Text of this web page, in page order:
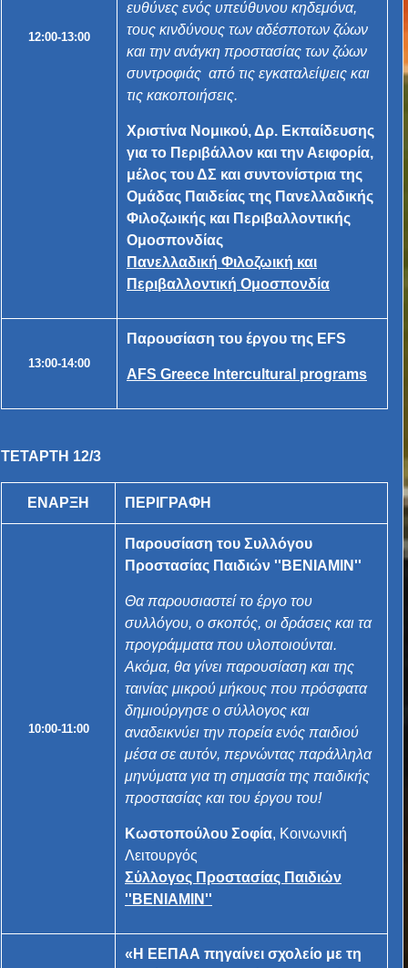
12:00-13:00
ευθύνες ενός υπεύθυνου κηδεμόνα,
τους κινδύνους των αδέσποτων ζώων
και την ανάγκη προστασίας των ζώων
συντροφιάς από τις εγκαταλείψεις και
τις κακοποιήσεις.
Χριστίνα Νομικού, Δρ. Εκπαίδευσης
για το Περιβάλλον και την Αειφορία,
μέλος του ΔΣ και συντονίστρια της
Ομάδας Παιδείας της Πανελλαδικής
Φιλοζωικής και Περιβαλλοντικής
Ομοσπονδίας
Πανελλαδική Φιλοζωική και
Περιβαλλοντική Ομοσπονδία
13:00-14:00
Παρουσίαση του έργου της EFS
AFS Greece Intercultural programs
ΤΕΤΑΡΤΗ 12/3
ΕΝΑΡΞΗ ΠΕΡΙΓΡΑΦΗ
10:00-11:00
Παρουσίαση του Συλλόγου
Προστασίας Παιδιών ''ΒΕΝΙΑΜΙΝ''
Θα παρουσιαστεί το έργο του
συλλόγου, ο σκοπός, οι δράσεις και τα
προγράμματα που υλοποιούνται.
Ακόμα, θα γίνει παρουσίαση και της
ταινίας μικρού μήκους που πρόσφατα
δημιούργησε ο σύλλογος και
αναδεικνύει την πορεία ενός παιδιού
μέσα σε αυτόν, περνώντας παράλληλα
μηνύματα για τη σημασία της παιδικής
προστασίας και του έργου του!
Κωστοπούλου Σοφία, Κοινωνική
Λειτουργός
Σύλλογος Προστασίας Παιδιών
''ΒΕΝΙΑΜΙΝ''
« Η ΕΕΠΑΑ πηγαίνει σχολείο με τη